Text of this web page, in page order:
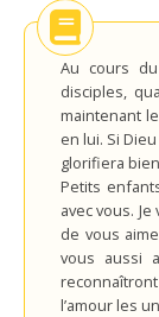
Au cours
disciples,
maintenant
en lui. Si
glorifiera
Petits
avec vous.
de vous
vous aussi
l’amour les